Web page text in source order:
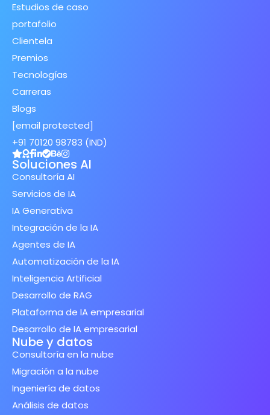
Estudios de caso
portafolio
Clientela
Premios
Tecnologías
Carreras
Blogs
[email protected]
+91 70120 98783 (IND)
Soluciones AI
Consultoría AI
Servicios de IA
IA Generativa
Integración de la IA
Agentes de IA
Automatización de la IA
Inteligencia Artificial
Desarrollo de RAG
Plataforma de IA empresarial
Desarrollo de IA empresarial
Nube y datos
Consultoría en la nube
Migración a la nube
Ingeniería de datos
Análisis de datos